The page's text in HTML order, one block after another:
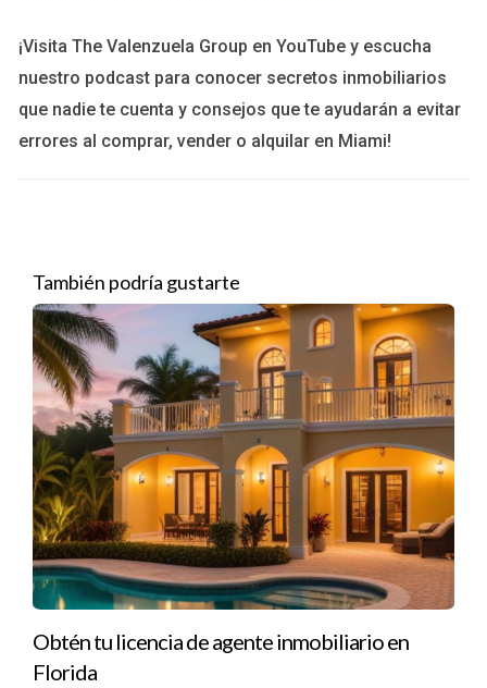
justificar un precio más alto. Por otro lado, si hay reparaciones
necesarias o problemas estructurales, será importante
considerar estos aspectos al fijar el precio.
comparativo te ayudará a establecer un precio competitivo
que atraiga a los compradores sin dejar dinero sobre la mesa.
Casos Prácticos
Para ilustrar mejor la importancia de establecer un precio
justo desde el inicio, aquí te presentamos tres casos prácticos
que reflejan diferentes escenarios:
Caso 1: La Casa Sobrevalorada
Imagina a Laura, quien decidió vender su casa familiar.
Después de consultar con amigos y familiares, fijó un precio
significativamente más alto que las propiedades comparables
en su vecindario. A pesar de recibir pocas visitas durante los
¡Visita The Valenzuela Group en YouTube y escucha
nuestro podcast para conocer secretos inmobiliarios
que nadie te cuenta y consejos que te ayudarán a evitar
errores al comprar, vender o alquilar en Miami!
También podría gustarte
Obtén tu licencia de agente inmobiliario en
Florida